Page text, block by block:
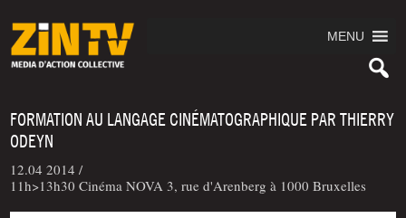
MENU
FORMATION AU LANGAGE CINÉMATOGRAPHIQUE PAR THIERRY
ODEYN
12.04 2014 /
11h>13h30 Cinéma NOVA 3, rue d'Arenberg à 1000 Bruxelles